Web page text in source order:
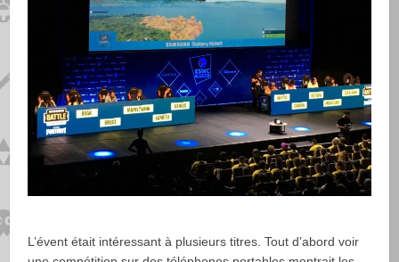
L’évent était intéressant à plusieurs titres. Tout d’abord voir